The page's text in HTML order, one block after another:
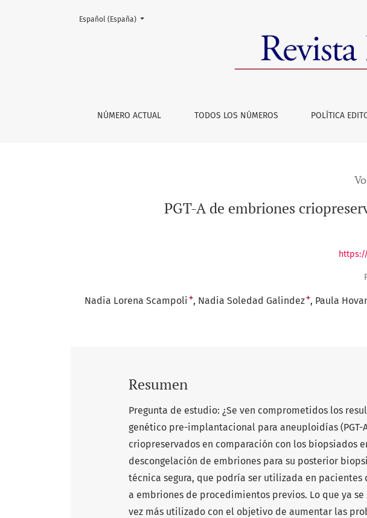
PGT-A de embriones criopreservados: ¿Compromete los resultados
NÚMERO ACTUAL TODOS LOS NÚMEROS POLÍTICA
Cambiar el idioma. El actual es:
Español (España)
PGT-A de embriones
Nadia Lorena Scampoli + Nadia Soledad Galindez+ Paula
Resumen
Pregunta de estudio: ¿Se ven comprometidos los
genético pre-implantacional para aneuploidías (PGT-
criopreservados en comparación con los biopsiados
descongelación de embriones para su posterior
técnica segura, que podría ser utilizada en pacientes
a embriones de procedimientos previos. Lo que ya se
vez más utilizado con el objetivo de aumentar las